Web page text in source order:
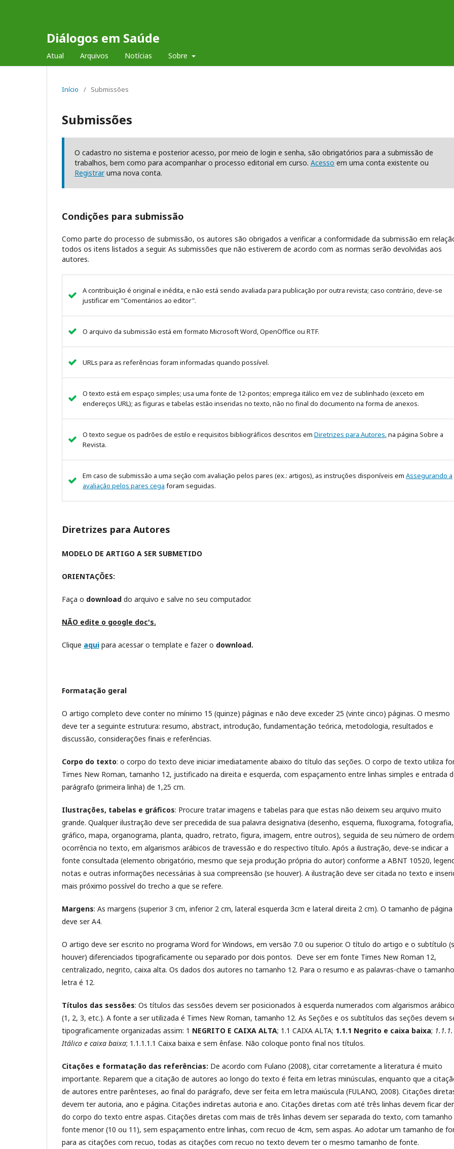
Diálogos em Saúde
Atual Arquivos Notícias Sobre
Início / Submissões
Submissões
O cadastro no sistema e posterior acesso, por meio de login e senha, são obrigatórios para a submissão de
trabalhos, bem como para acompanhar o processo editorial em curso. Acesso em uma conta existente ou
Registraruma nova conta.
Condições para submissão
Como parte do processo de submissão, os autores são obrigados a verificar a conformidade da submissão em
todos os itens listados a seguir. As submissões que não estiverem de acordo com as normas serão devolvidas aos
autores.
A contribuição é original e inédita, e não está sendo avaliada para publicação por outra revista; caso contrário, deve-se
justificar em "Comentários ao editor".
O arquivo da submissão está em formato Microsoft Word, OpenOffice ou RTF.
URLs para as referências foram informadas quando possível.
O texto está em espaço simples; usa uma fonte de 12-pontos; emprega itálico em vez de sublinhado (exceto em
endereços URL); as figuras e tabelas estão inseridas no texto, não no final do documento na forma de anexos.
O texto segue os padrões de estilo e requisitos bibliográficos descritos em Diretrizes para Autores, na página Sobre a
Revista.
Em caso de submissão a uma seção com avaliação pelos pares (ex.: artigos), as instruções disponíveis em Assegurando a
avaliação pelos pares cega foram seguidas.
Diretrizes para Autores
MODELO DE ARTIGO A SER SUBMETIDO
ORIENTAÇÕES:
Faça o download do arquivo e salve no seu computador.
NÃO edite o google doc's.
Clique aqui para acessar o template e fazer o download.
Formatação geral
O artigo completo deve conter no mínimo 15 (quinze) páginas e não deve exceder 25 (vinte cinco) páginas. O mesmo
deve ter a seguinte estrutura: resumo, abstract, introdução, fundamentação teórica, metodologia, resultados e
discussão, considerações finais e referências.
Corpo do texto: o corpo do texto deve iniciar imediatamente abaixo do título das seções. O corpo de texto utiliza
Times New Roman, tamanho 12, justificado na direita e esquerda, com espaçamento entre linhas simples e entrada
parágrafo (primeira linha) de 1,25 cm.
Ilustrações, tabelas e gráficos: Procure tratar imagens e tabelas para que estas não deixem seu arquivo muito
grande. Qualquer ilustração deve ser precedida de sua palavra designativa (desenho, esquema, fluxograma, fotografia,
gráfico, mapa, organograma, planta, quadro, retrato, figura, imagem, entre outros), seguida de seu número de
ocorrência no texto, em algarismos arábicos de travessão e do respectivo título. Após a ilustração, deve-se indicar a
fonte consultada (elemento obrigatório, mesmo que seja produção própria do autor) conforme a ABNT 10520,
notas e outras informações necessárias à sua compreensão (se houver). A ilustração deve ser citada no texto e
mais próximo possível do trecho a que se refere.
Margens: As margens (superior 3 cm, inferior 2 cm, lateral esquerda 3cm e lateral direita 2 cm). O tamanho de página
deve ser A4.
O artigo deve ser escrito no programa Word for Windows, em versão 7.0 ou superior. O título do artigo e o subtítulo
houver) diferenciados tipograficamente ou separado por dois pontos. Deve ser em fonte Times New Roman 12,
centralizado, negrito, caixa alta. Os dados dos autores no tamanho 12. Para o resumo e as palavras-chave o
letra é 12.
Títulos das sessões: Os títulos das sessões devem ser posicionados à esquerda numerados com algarismos
(1, 2, 3, etc.). A fonte a ser utilizada é Times New Roman, tamanho 12. As Seções e os subtítulos das seções devem
tipograficamente organizadas assim: 1 NEGRITO E CAIXA ALTA; 1.1 CAIXA ALTA; 1.1.1 Negrito e caixa baixa;
Itálico e caixa baixa; 1.1.1.1.1 Caixa baixa e sem ênfase. Não coloque ponto final nos títulos.
Citações e formatação das referências: De acordo com Fulano (2008), citar corretamente a literatura é muito
importante. Reparem que a citação de autores ao longo do texto é feita em letras minúsculas, enquanto que a
de autores entre parênteses, ao final do parágrafo, deve ser feita em letra maiúscula (FULANO, 2008). Citações
devem ter autoria, ano e página. Citações indiretas autoria e ano. Citações diretas com até três linhas devem ficar
do corpo do texto entre aspas. Citações diretas com mais de três linhas devem ser separada do texto, com tamanho
fonte menor (10 ou 11), sem espaçamento entre linhas, com recuo de 4cm, sem aspas. Ao adotar um tamanho de
para as citações com recuo, todas as citações com recuo no texto devem ter o mesmo tamanho de fonte.